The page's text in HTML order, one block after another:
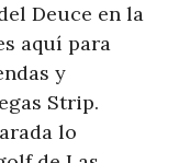
Deuce en la
aquí para
y
Strip.
lo